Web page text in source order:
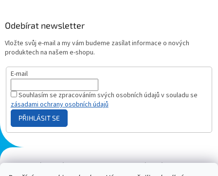
Odebírat newsletter
Vložte svůj e-mail a my vám budeme zasílat informace o nových
produktech na našem e-shopu.
E-mail
Souhlasím se zpracováním svých osobních údajů v souladu se
zásadami ochrany osobních údajů
PŘIHLÁSIT SE
Plazmový generátor.cz Heureka - hodnocení Solárne panely.sk